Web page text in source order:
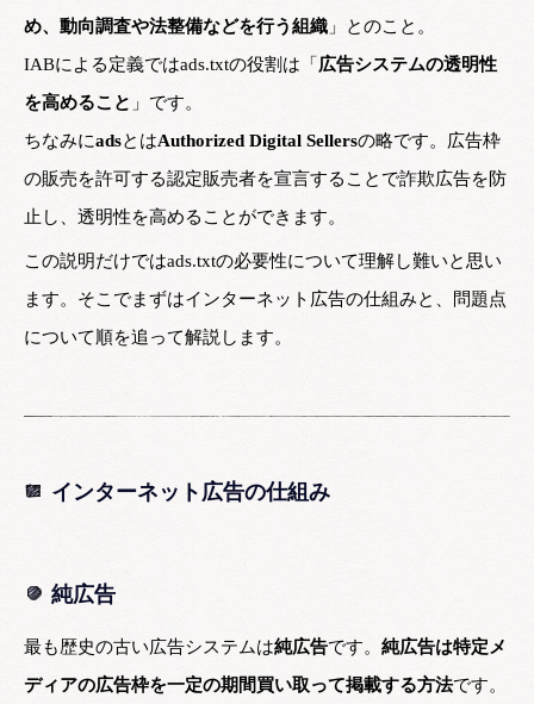
め、動向調査や法整備などを行う組織 」とのこと。
IABによる定義ではads.txtの役割は「 広告システムの透明性
を高めること 」です。
ちなみにadsとはAuthorized Digital Sellersの略です。広告枠
の販売を許可する認定販売者を宣言することで詐欺広告を防
止し、透明性を高めることができます。
この説明だけではads.txtの必要性について理解し難いと思い
ます。そこでまずはインターネット広告の仕組みと、問題点
について順を追って解説します。
インターネット広告の仕組み
純広告
最も歴史の古い広告システムは純広告です。 純広告は特定メ
ディアの広告枠を一定の期間買い取って掲載する方法です。